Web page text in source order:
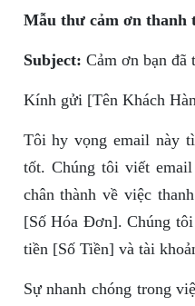
Mẫu thư cảm ơn thanh
Subject: Cảm ơn bạn đã
Kính gửi [Tên Khách
Tôi hy vọng email này
tốt. Chúng tôi viết
chân thành về việc
[Số Hóa Đơn]. Chúng
tiền [Số Tiền] và tài
Sự nhanh chóng trong